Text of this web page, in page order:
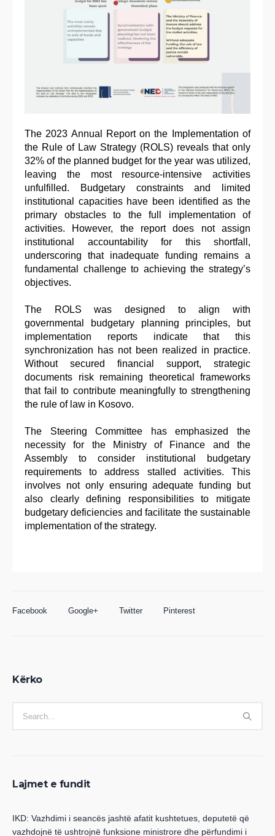
The 2023 Annual Report on the Implementation of
the Rule of Law Strategy (ROLS) reveals that only
32% of the planned budget for the year was utilized,
leaving the most resource-intensive activities
unfulfilled. Budgetary constraints and limited
institutional capacities have been identified as the
primary obstacles to the full implementation of
activities. However, the report does not assign
institutional accountability for this shortfall,
underscoring that inadequate funding remains a
fundamental challenge to achieving the strategy’s
objectives.
The ROLS was designed to align with
governmental budgetary planning principles, but
implementation reports indicate that this
synchronization has not been realized in practice.
Without secured financial support, strategic
documents risk remaining theoretical frameworks
that fail to contribute meaningfully to strengthening
the rule of law in Kosovo.
The Steering Committee has emphasized the
necessity for the Ministry of Finance and the
Assembly to consider institutional budgetary
requirements to address stalled activities. This
involves not only ensuring adequate funding but
also clearly defining responsibilities to mitigate
budgetary deficiencies and facilitate the sustainable
implementation of the strategy.
Facebook Google+ Twitter Pinterest
Kërko
Lajmet e fundit
IKD: Vazhdimi i seancës jashtë afatit kushtetues, deputetë që
vazhdojnë të ushtrojnë funksione ministrore dhe përfundimi i